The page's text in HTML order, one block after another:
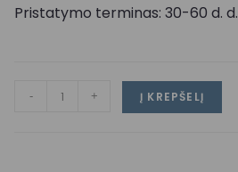
Pristatymo terminas: 30-60 d. d.
- + Į KREPŠELĮ